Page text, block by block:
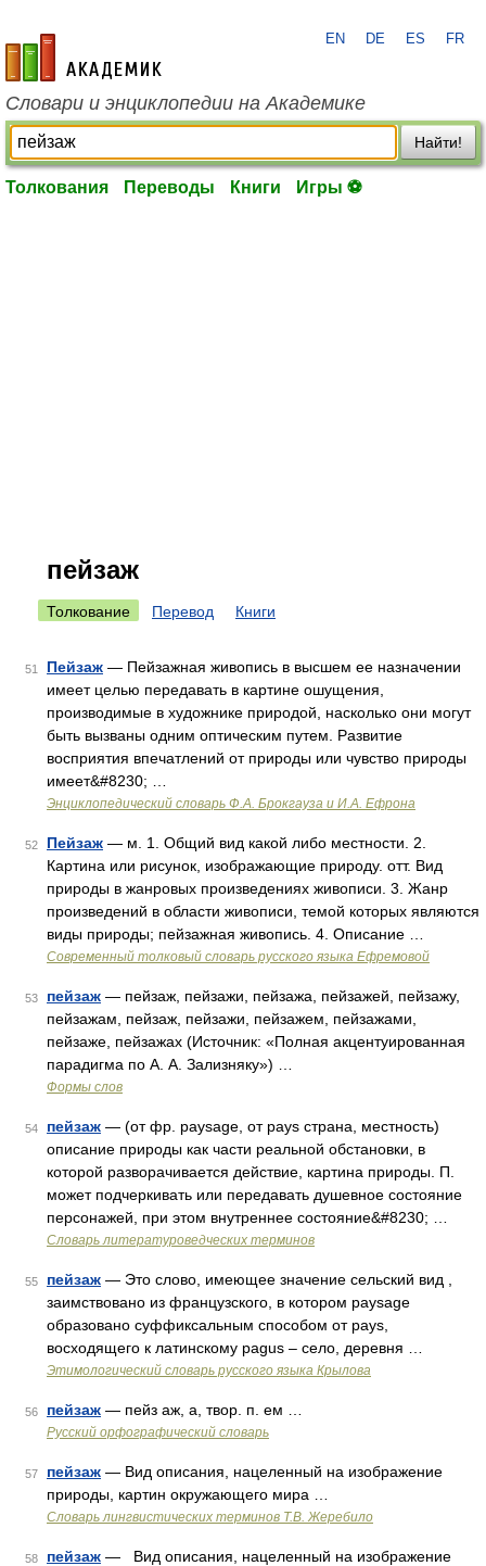
academic.ru
EN DE ES FR
Словари и энциклопедии на Академике
Найти!
Толкования Переводы Книги Игры ⚽
пейзаж
Толкование Перевод Книги
51 Пейзаж — Пейзажная живопись в высшем ее назначении
имеет целью передавать в картине ошущения,
производимые в художнике природой, насколько они могут
быть вызваны одним оптическим путем. Развитие
восприятия впечатлений от природы или чувство природы
имеет&#8230; …
Энциклопедический словарь Ф.А. Брокгауза и И.А. Ефрона
52 Пейзаж — м. 1. Общий вид какой либо местности. 2.
Картина или рисунок, изображающие природу. отт. Вид
природы в жанровых произведениях живописи. 3. Жанр
произведений в области живописи, темой которых являются
виды природы; пейзажная живопись. 4. Описание …
Современный толковый словарь русского языка Ефремовой
53 пейзаж — пейзаж, пейзажи, пейзажа, пейзажей, пейзажу,
пейзажам, пейзаж, пейзажи, пейзажем, пейзажами,
пейзаже, пейзажах (Источник: «Полная акцентуированная
парадигма по А. А. Зализняку») …
Формы слов
54 пейзаж — (от фр. paysage, от pays страна, местность)
описание природы как части реальной обстановки, в
которой разворачивается действие, картина природы. П.
может подчеркивать или передавать душевное состояние
персонажей, при этом внутреннее состояние&#8230; …
Словарь литературоведческих терминов
55 пейзаж — Это слово, имеющее значение сельский вид ,
заимствовано из французского, в котором paysage
образовано суффиксальным способом от pays,
восходящего к латинскому pagus – село, деревня …
Этимологический словарь русского языка Крылова
56 пейзаж — пейз аж, а, твор. п. ем …
Русский орфографический словарь
57 пейзаж — Вид описания, нацеленный на изображение
природы, картин окружающего мира …
Словарь лингвистических терминов Т.В. Жеребило
58 пейзаж — Вид описания, нацеленный на изображение